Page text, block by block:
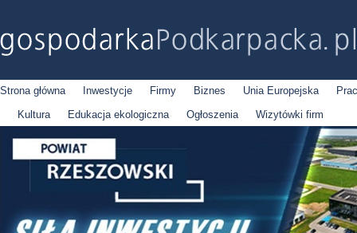
Strona główna Inwestycje Firmy Biznes Unia Europejska
Kultura
Edukacja ekologiczna Ogłoszenia Wizytówki firm